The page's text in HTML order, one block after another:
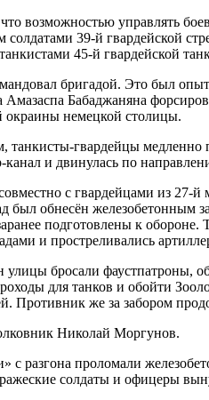
возможностью управлять
39-й гвардейской
45-й гвардейской
бригадой. Это был
Амазаспа Бабаджаняна
окраины немецкой столицы.
танкисты-гвардейцы
и двинулась по
с гвардейцами из
был обнесён железобетонным
подготовлены к
и простреливались
улицы бросали фаустпатроны,
для танков и обойти
Противник же за забором
Николай Моргунов.
с разгона проломали
солдаты и офицеры